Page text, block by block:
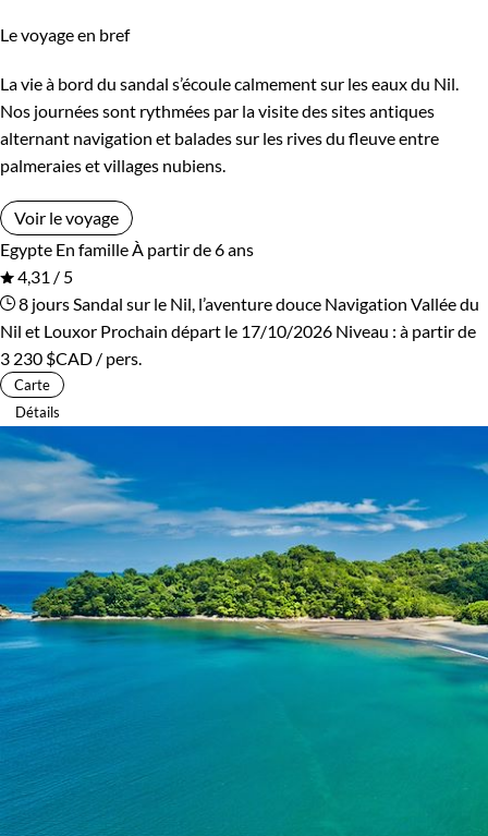
Le voyage en bref
La vie à bord du sandal s’écoule calmement sur les eaux du Nil.
Nos journées sont rythmées par la visite des sites antiques
alternant navigation et balades sur les rives du fleuve entre
palmeraies et villages nubiens.
Voir le voyage
Egypte En famille À partir de 6 ans
4,31 / 5
8 jours Sandal sur le Nil, l’aventure douce Navigation Vallée du
Nil et Louxor Prochain départ le 17/10/2026 Niveau : à partir de
3 230 $CAD / pers.
Carte
Détails